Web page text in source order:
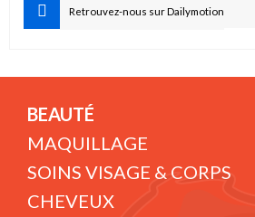
Retrouvez-nous sur Dailymotion
BEAUTÉ
MAQUILLAGE
SOINS VISAGE & CORPS
CHEVEUX